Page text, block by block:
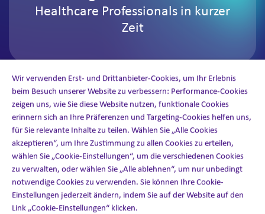
Healthcare Professionals in kurzer
Zeit
Steigern
der Kundenzufriedenheit und -
bindung durch schnellere
Reaktionszeiten
Wir verwenden Erst- und Drittanbieter-Cookies, um Ihr Erlebnis
beim Besuch unserer Website zu verbessern: Performance-Cookies
zeigen uns, wie Sie diese Website nutzen, funktionale Cookies
erinnern sich an Ihre Präferenzen und Targeting-Cookies helfen uns,
für Sie relevante Inhalte zu teilen. Wählen Sie „Alle Cookies
akzeptieren“, um Ihre Zustimmung zu allen Cookies zu erteilen,
wählen Sie „Cookie-Einstellungen“, um die verschiedenen Cookies
zu verwalten, oder wählen Sie „Alle ablehnen“, um nur unbedingt
notwendige Cookies zu verwenden. Sie können Ihre Cookie-
Einstellungen jederzeit ändern, indem Sie auf der Website auf den
Link „Cookie-Einstellungen“ klicken.